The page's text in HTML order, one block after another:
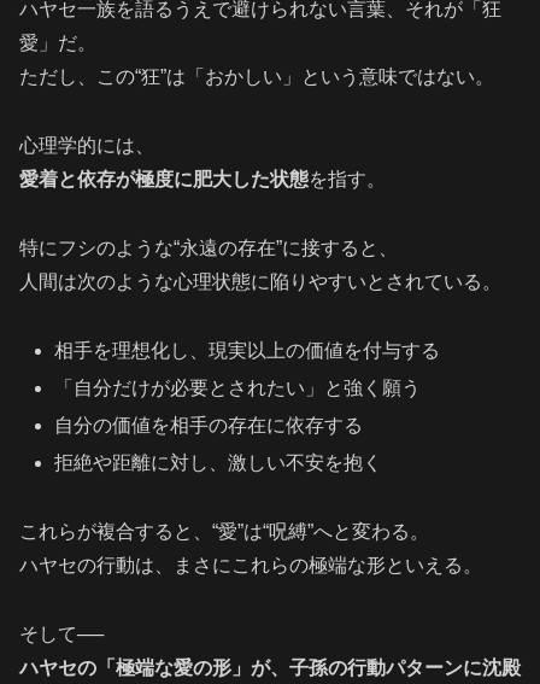
ハヤセ一族を語るうえで避けられない言葉、それが「狂
愛」だ。
ただし、この“狂”は「おかしい」という意味ではない。
心理学的には、
愛着と依存が極度に肥大した状態を指す。
特にフシのような“永遠の存在”に接すると、
人間は次のような心理状態に陥りやすいとされている。
相手を理想化し、現実以上の価値を付与する
「自分だけが必要とされたい」と強く願う
自分の価値を相手の存在に依存する
拒絶や距離に対し、激しい不安を抱く
これらが複合すると、“愛”は“呪縛”へと変わる。
ハヤセの行動は、まさにこれらの極端な形といえる。
そして──
ハヤセの「極端な愛の形」が、子孫の行動パターンに沈殿